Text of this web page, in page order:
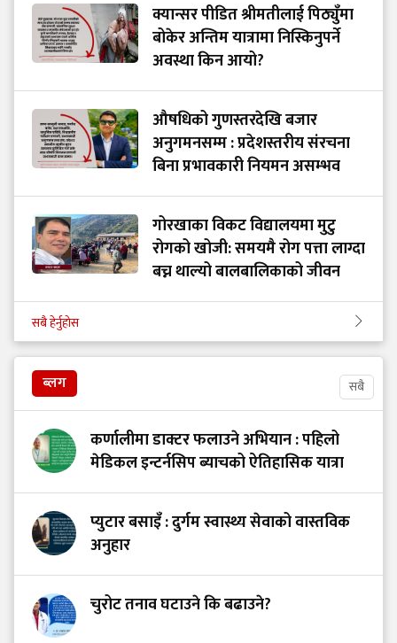
क्यान्सर पीडित श्रीमतीलाई पिठ्युँमा
बोकेर अन्तिम यात्रामा निस्किनुपर्ने
अवस्था किन आयो?
औषधिको गुणस्तरदेखि बजार
अनुगमनसम्म : प्रदेशस्तरीय संरचना
बिना प्रभावकारी नियमन असम्भव
गोरखाका विकट विद्यालयमा मुटु
रोगको खोजी: समयमै रोग पत्ता लाग्दा
बच्न थाल्यो बालबालिकाको जीवन
सबै हेर्नुहोस
ब्लग सबै
कर्णालीमा डाक्टर फलाउने अभियान : पहिलो
मेडिकल इन्टर्नसिप ब्याचको ऐतिहासिक यात्रा
प्युटार बसाइँ : दुर्गम स्वास्थ्य सेवाको वास्तविक
अनुहार
चुरोट तनाव घटाउने कि बढाउने?